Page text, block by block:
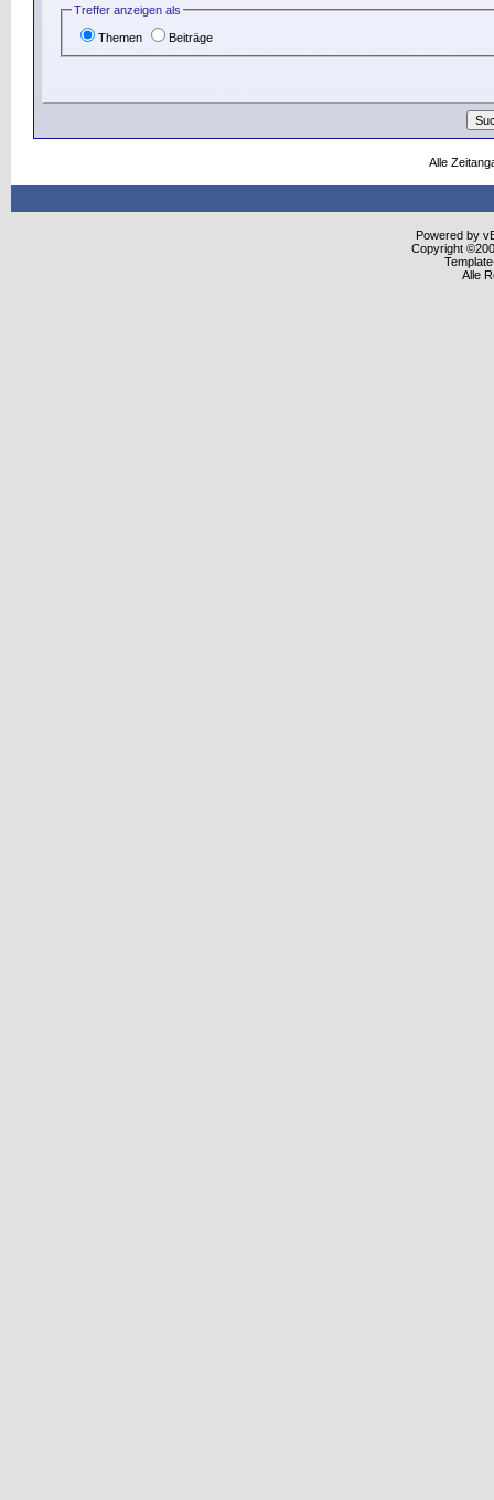
Treffer anzeigen als
Themen Beiträge
Alle
Powered by
Copyright
Alle